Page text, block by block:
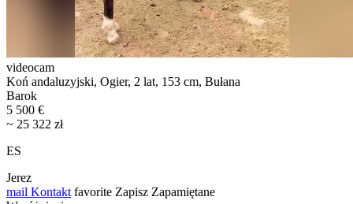
videocam
Koń andaluzyjski, Ogier, 2 lat, 153 cm, Bułana
Barok
5 500 €
~ 25 322 zł
ES
Jerez
mail Kontakt favorite Zapisz Zapamiętane